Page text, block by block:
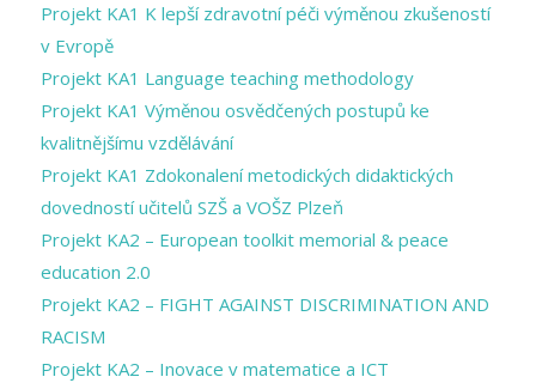
Projekt KA1 K lepší zdravotní péči výměnou zkušeností
v Evropě
Projekt KA1 Language teaching methodology
Projekt KA1 Výměnou osvědčených postupů ke
kvalitnějšímu vzdělávání
Projekt KA1 Zdokonalení metodických didaktických
dovedností učitelů SZŠ a VOŠZ Plzeň
Projekt KA2 – European toolkit memorial & peace
education 2.0
Projekt KA2 – FIGHT AGAINST DISCRIMINATION AND
RACISM
Projekt KA2 – Inovace v matematice a ICT